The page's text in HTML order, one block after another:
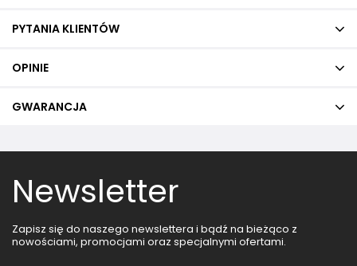
PYTANIA KLIENTÓW
OPINIE
GWARANCJA
Newsletter
Zapisz się do naszego newslettera i bądź na bieżąco z
nowościami, promocjami oraz specjalnymi ofertami.